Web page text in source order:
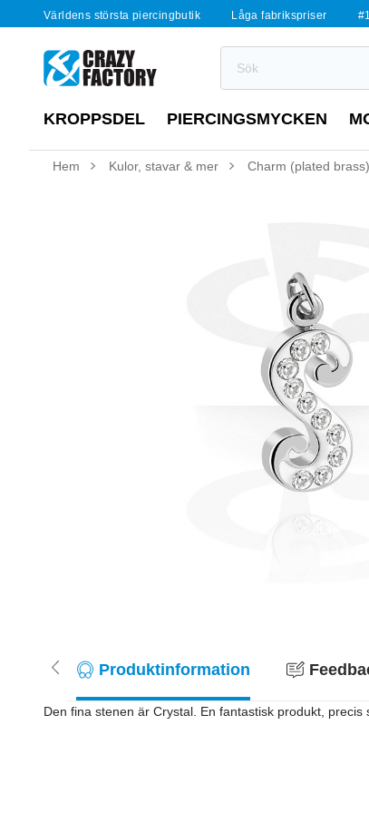
Världens största piercingbutik Låga fabrikspriser
KROPPSDEL PIERCINGSMYCKEN
Hem Kulor, stavar & mer Charm (plated
Produktinformation
Den fina stenen är Crystal. En fantastisk produkt, precis